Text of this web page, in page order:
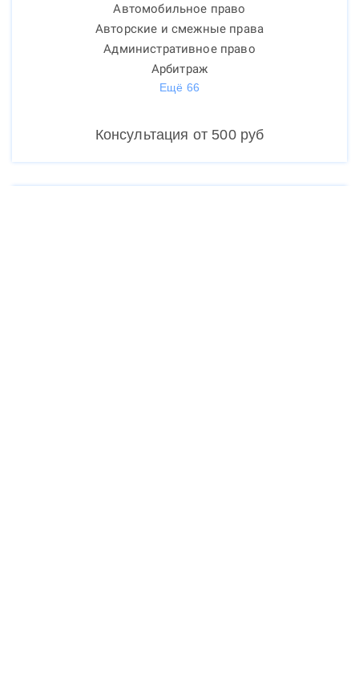
Автомобильное право
Авторские и смежные права
Административное право
Арбитраж
Ещё 66
Консультация от 500руб